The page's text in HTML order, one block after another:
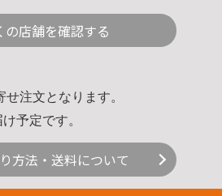
の店舗を確認する
注文となります。
予定です。
方法・送料について